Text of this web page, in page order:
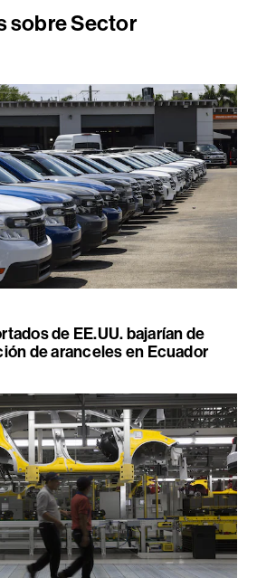
sobre Sector
de EE.UU. bajarían de
de aranceles en Ecuador